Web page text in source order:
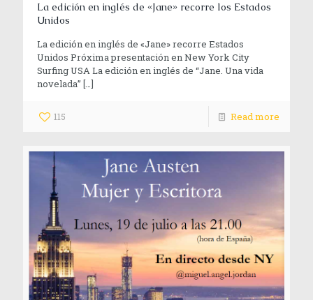
La edición en inglés de «Jane» recorre los Estados
Unidos
La edición en inglés de «Jane» recorre Estados
Unidos Próxima presentación en New York City
Surfing USA La edición en inglés de “Jane. Una vida
novelada” […]
115 Read more